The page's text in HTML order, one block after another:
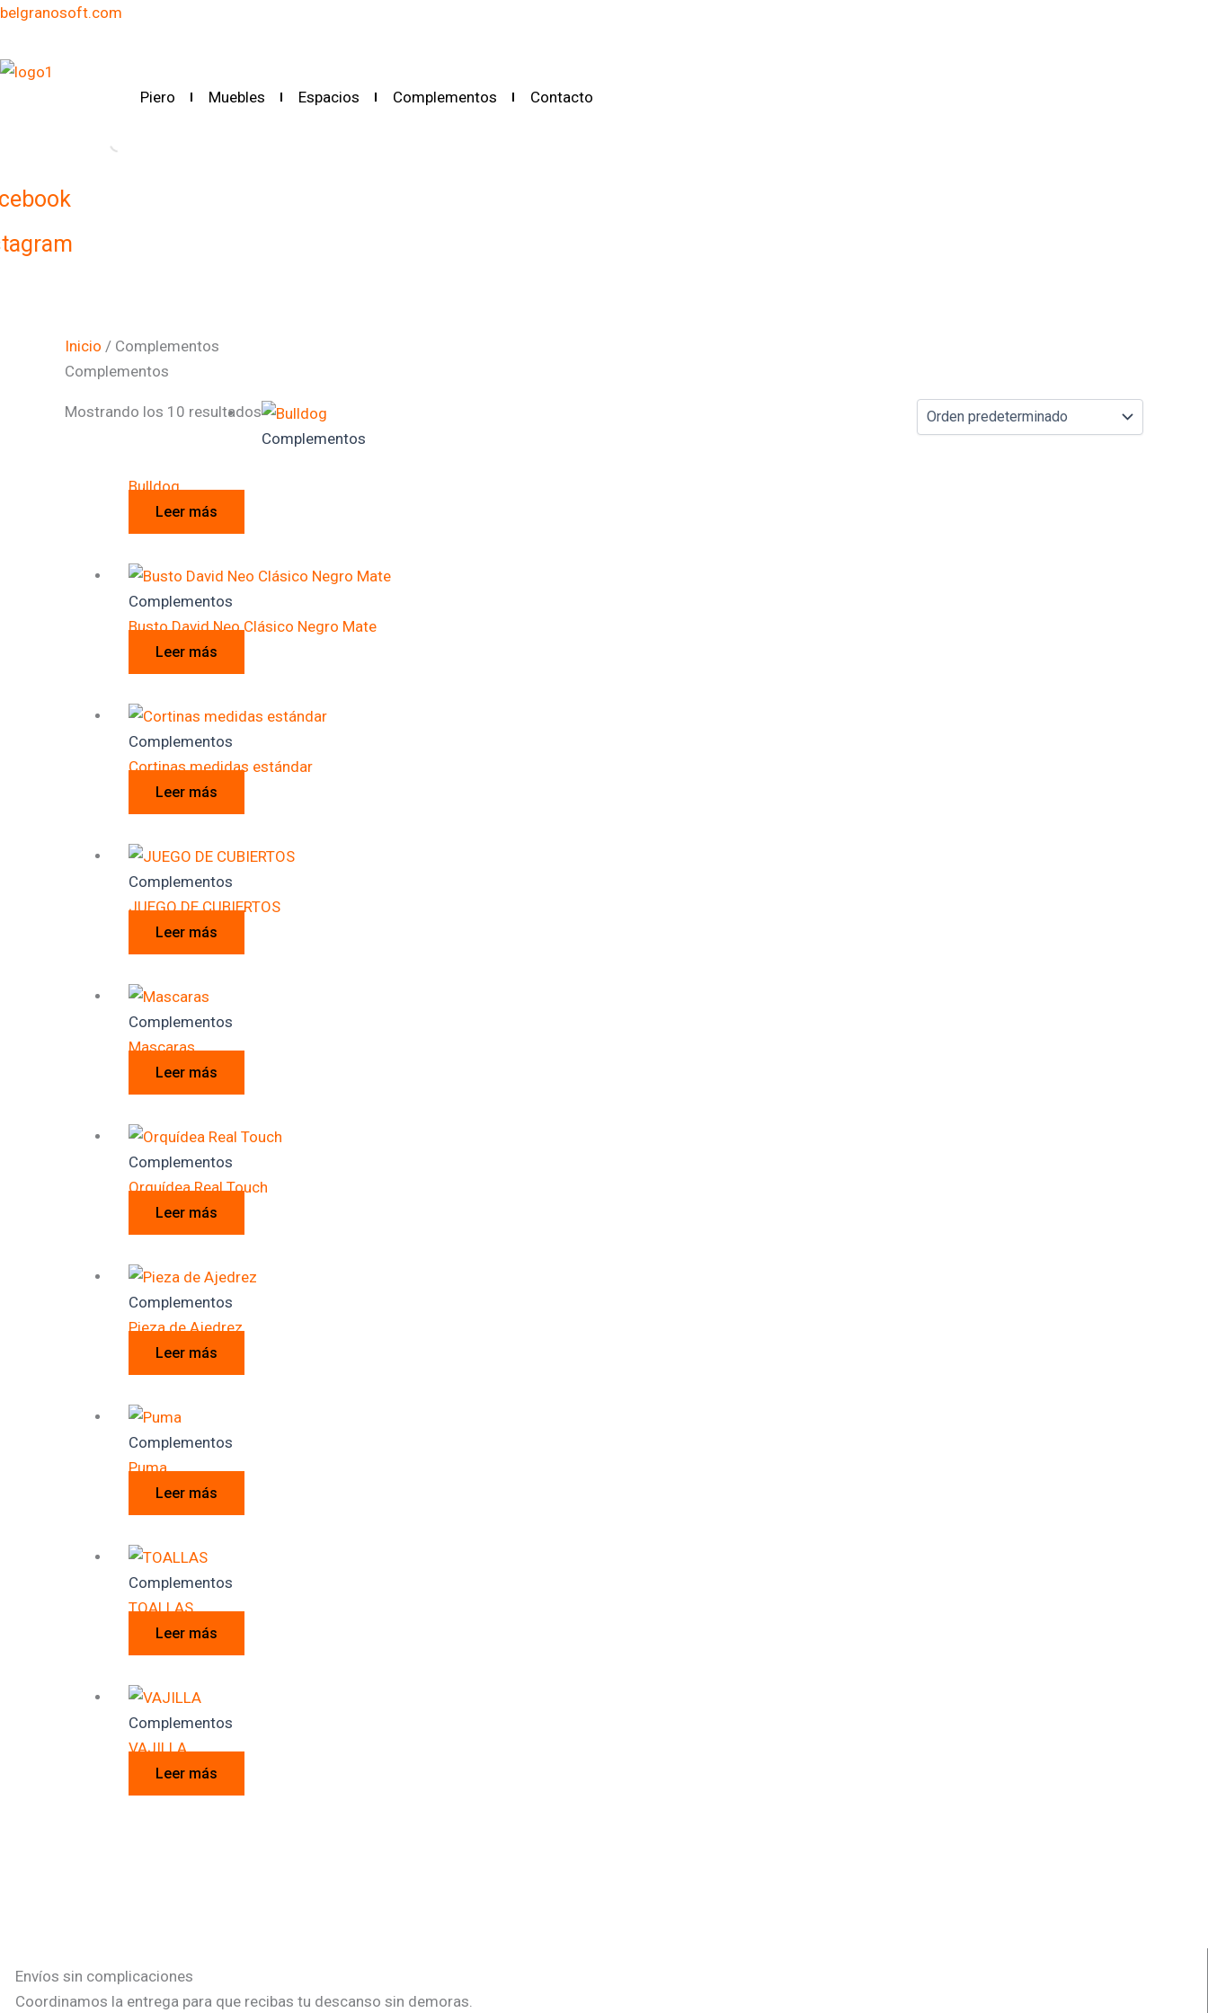
Ir
contenido
belgranosoft.com
Piero Muebles Espacios Complementos Contacto
Inicio / Complementos
Complementos
Mostrando los 10 resultados
Complementos
Bulldog
Leer más
Complementos
Busto David Neo Clásico Negro Mate
Leer más
Complementos
Cortinas medidas estándar
Leer más
Complementos
JUEGO DE CUBIERTOS
Leer más
Complementos
Mascaras
Leer más
Complementos
Orquídea Real Touch
Leer más
Complementos
Pieza de Ajedrez
Leer más
Complementos
Puma
Leer más
Complementos
TOALLAS
Leer más
Complementos
VAJILLA
Leer más
Envíos sin complicaciones
Coordinamos la entrega para que recibas tu descanso sin demoras.